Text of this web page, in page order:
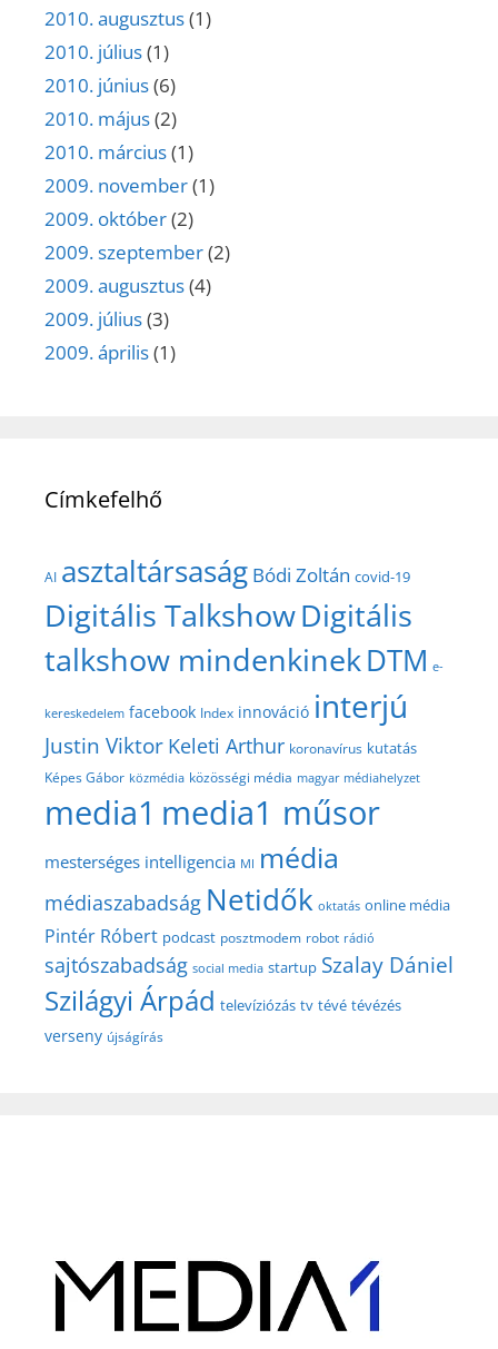
2010. augusztus(1)
2010. július(1)
2010. június(6)
2010. május(2)
2010. március(1)
2009. november(1)
2009. október(2)
2009. szeptember(2)
2009. augusztus(4)
2009. július(3)
2009. április(1)
Címkefelhő
AI asztaltársaság Bódi Zoltán covid-19
Digitális TalkshowDigitális
talkshow mindenkinekDTM e-
kereskedelem facebook Index innováció interjú
Justin Viktor Keleti Arthur koronavírus kutatás
Képes Gábor közmédia közösségi média magyar médiahelyzet
media1 media1 műsor
mesterséges intelligencia MI média
médiaszabadság Netidők oktatás online média
Pintér Róbert podcast posztmodem robot rádió
sajtószabadság social media startup Szalay Dániel
Szilágyi Árpád televíziózás tv tévé tévézés
verseny újságírás